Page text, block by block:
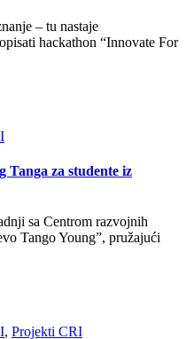
– tu nastaje
hackathon “Innovate For
Tanga za studente iz
sa Centrom razvojnih
Tango Young”, pružajući
, Projekti CRI